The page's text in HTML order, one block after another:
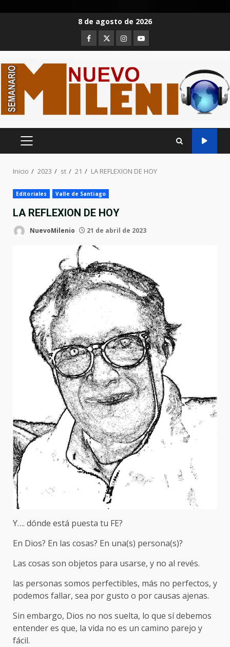
8 de agosto de 2026
Facebook
TwitterInstagram
Youtube
MENÚ
Inicio 2023 st 21 LA REFLEXION DE HOY
Editoriales Valle de Santiago
LA REFLEXION DE HOY
NuevoMilenio 21 de abril de 2023
Y…. dónde está puesta tu FE?
En Dios? En las cosas? En una(s) persona(s)?
Las cosas son objetos para usarse, y no al revés.
las personas somos perfectibles, más no perfectos, y
podemos fallar, sea por gusto o por causas ajenas.
Sin embargo, Dios no nos suelta, lo que sí debemos
entender es que, la vida no es un camino parejo y
fácil.